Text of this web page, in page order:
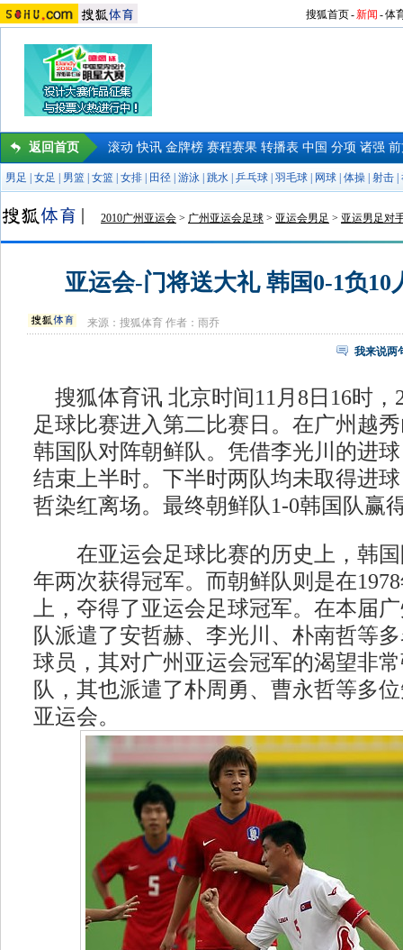
搜狐首页-新闻 -体
返回首页 滚动 快讯 金牌榜 赛程赛果 转播表 中国 分项 诸强
男足 女足 男篮 女篮 女排 田径 游泳 跳水 乒乓球 羽毛球 网球 体操 射击
2010广州亚运会 > 广州亚运会足球 > 亚运会男足 > 亚运男足对
亚运会-门将送大礼 韩国0-1负10
来源：搜狐体育 作者：雨乔
我来说两
搜狐体育讯 北京时间11月8日16时，
足球比赛进入第二比赛日。在广州越
韩国队对阵朝鲜队。凭借李光川的进
结束上半时。下半时两队均未取得进
哲染红离场。最终朝鲜队1-0韩国队赢
在亚运会足球比赛的历史上，韩国
年两次获得冠军。而朝鲜队则是在
上，夺得了亚运会足球冠军。在本届
队派遣了安哲赫、李光川、朴南哲等
球员，其对广州亚运会冠军的渴望非
队，其也派遣了朴周勇、曹永哲等多
亚运会。